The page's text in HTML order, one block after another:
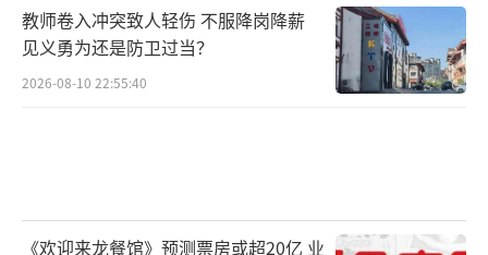
教师卷入冲突致人轻伤 不服降岗降薪
见义勇为还是防卫过当？
2026-08-10 22:55:40
《欢迎来龙餐馆》预测票房或超20亿 业